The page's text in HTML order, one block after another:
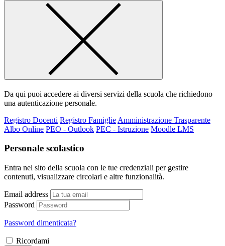
Da qui puoi accedere ai diversi servizi della scuola che richiedono
una autenticazione personale.
Registro Docenti Registro Famiglie Amministrazione Trasparente
Albo Online PEO - Outlook PEC - Istruzione Moodle LMS
Personale scolastico
Entra nel sito della scuola con le tue credenziali per gestire
contenuti, visualizzare circolari e altre funzionalità.
Email address
Password
Password dimenticata?
Ricordami